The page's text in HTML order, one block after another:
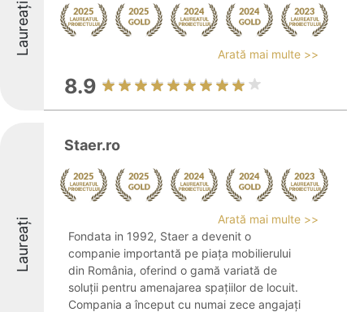
Laureați Arată mai multe >>
8.9
Laureați
Staer.ro
Arată mai multe >>
Fondata in 1992, Staer a devenit o
companie importantă pe piața mobilierului
din România, oferind o gamă variată de
soluții pentru amenajarea spațiilor de locuit.
Compania a început cu numai zece angajați